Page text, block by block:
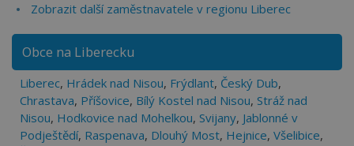
Zobrazit další zaměstnavatele v regionu Liberec
Obce na Liberecku
Liberec, Hrádek nad Nisou, Frýdlant, Český Dub,
Chrastava, Příšovice, Bílý Kostel nad Nisou, Stráž nad
Nisou, Hodkovice nad Mohelkou, Svijany, Jablonné v
Podještědí, Raspenava, Dlouhý Most, Hejnice, Všelibice,